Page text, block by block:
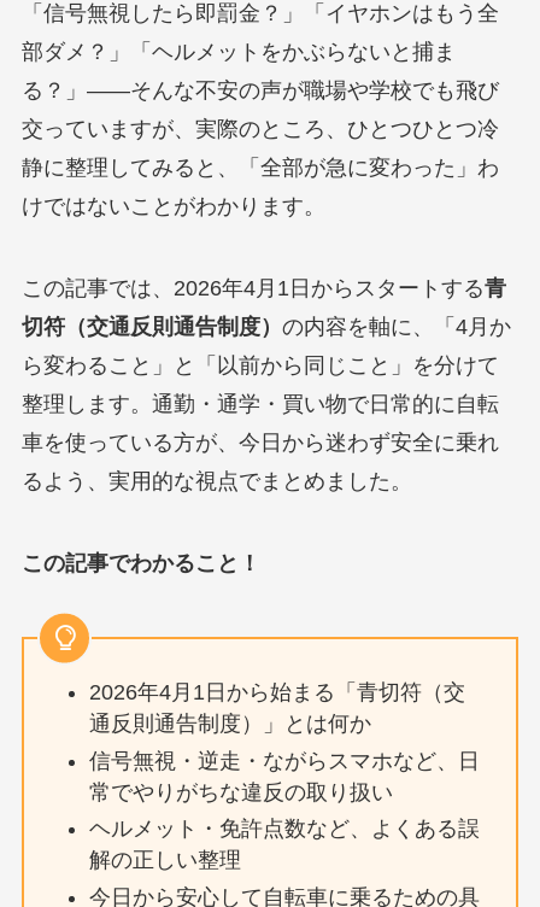
「信号無視したら即罰金？」「イヤホンはもう全
部ダメ？」「ヘルメットをかぶらないと捕ま
る？」——そんな不安の声が職場や学校でも飛び
交っていますが、実際のところ、ひとつひとつ冷
静に整理してみると、「全部が急に変わった」わ
けではないことがわかります。
この記事では、2026年4月1日からスタートする青
切符（交通反則通告制度） の内容を軸に、「4月か
ら変わること」と「以前から同じこと」を分けて
整理します。通勤・通学・買い物で日常的に自転
車を使っている方が、今日から迷わず安全に乗れ
るよう、実用的な視点でまとめました。
この記事でわかること！
2026年4月1日から始まる「青切符（交
通反則通告制度）」とは何か
信号無視・逆走・ながらスマホなど、日
常でやりがちな違反の取り扱い
ヘルメット・免許点数など、よくある誤
解の正しい整理
今日から安心して自転車に乗るための具